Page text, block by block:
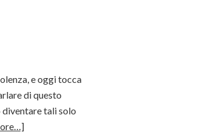
e oggi tocca
di questo
tali solo